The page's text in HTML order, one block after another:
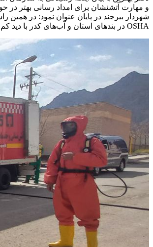
و مهارت آتشنشان برای امداد رسانی بهتر در
OSHA در بندهای استان و آب‌های کدر با دید کم با حضور مربی بین المللی برگزارگردید.